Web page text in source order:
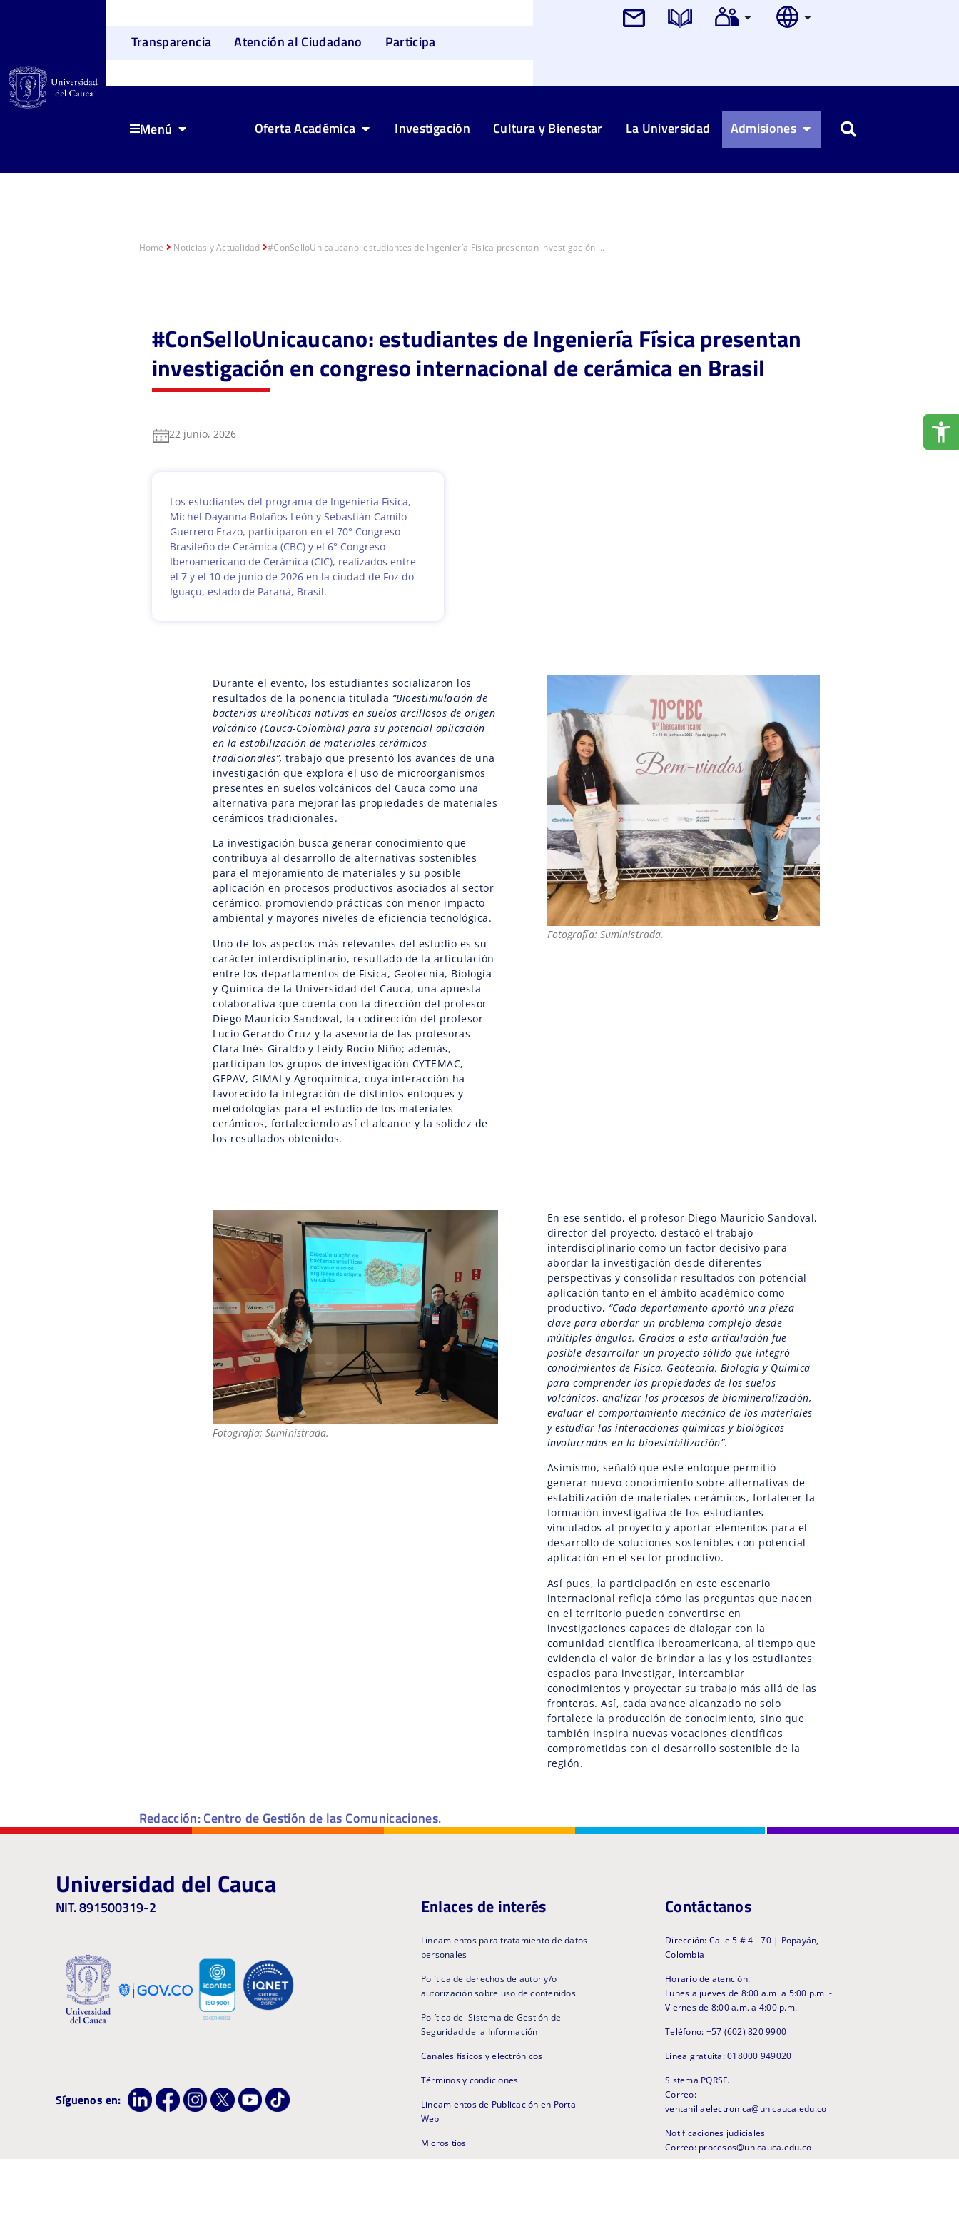
Transparencia Atención al Ciudadano Participa
Menú Oferta Académica Investigación Cultura y Bienestar La Universidad Admisiones Buscar
Home Noticias y Actualidad #ConSelloUnicaucano: estudiantes de Ingeniería Física presentan investigación ...
#ConSelloUnicaucano: estudiantes de Ingeniería Física presentan
investigación en congreso internacional de cerámica en Brasil
22 junio, 2026
Los estudiantes del programa de Ingeniería Física,
Michel Dayanna Bolaños León y Sebastián Camilo
Guerrero Erazo, participaron en el 70° Congreso
Brasileño de Cerámica (CBC) y el 6° Congreso
Iberoamericano de Cerámica (CIC), realizados entre
el 7 y el 10 de junio de 2026 en la ciudad de Foz do
Iguaçu, estado de Paraná, Brasil.
Durante el evento, los estudiantes socializaron los
resultados de la ponencia titulada “Bioestimulación de
bacterias ureolíticas nativas en suelos arcillosos de origen
volcánico (Cauca-Colombia) para su potencial aplicación
en la estabilización de materiales cerámicos
tradicionales”, trabajo que presentó los avances de una
investigación que explora el uso de microorganismos
presentes en suelos volcánicos del Cauca como una
alternativa para mejorar las propiedades de materiales
cerámicos tradicionales.
La investigación busca generar conocimiento que
contribuya al desarrollo de alternativas sostenibles
para el mejoramiento de materiales y su posible
aplicación en procesos productivos asociados al sector
cerámico, promoviendo prácticas con menor impacto
ambiental y mayores niveles de eficiencia tecnológica.
Uno de los aspectos más relevantes del estudio es su
carácter interdisciplinario, resultado de la articulación
entre los departamentos de Física, Geotecnia, Biología
y Química de la Universidad del Cauca, una apuesta
colaborativa que cuenta con la dirección del profesor
Diego Mauricio Sandoval, la codirección del profesor
Lucio Gerardo Cruz y la asesoría de las profesoras
Clara Inés Giraldo y Leidy Rocío Niño; además,
participan los grupos de investigación CYTEMAC,
GEPAV, GIMAI y Agroquímica, cuya interacción ha
favorecido la integración de distintos enfoques y
metodologías para el estudio de los materiales
cerámicos, fortaleciendo así el alcance y la solidez de
los resultados obtenidos.
Fotografía: Suministrada.
Fotografía: Suministrada.
En ese sentido, el profesor Diego Mauricio Sandoval,
director del proyecto, destacó el trabajo
interdisciplinario como un factor decisivo para
abordar la investigación desde diferentes
perspectivas y consolidar resultados con potencial
aplicación tanto en el ámbito académico como
productivo, “Cada departamento aportó una pieza
clave para abordar un problema complejo desde
múltiples ángulos. Gracias a esta articulación fue
posible desarrollar un proyecto sólido que integró
conocimientos de Física, Geotecnia, Biología y Química
para comprender las propiedades de los suelos
volcánicos, analizar los procesos de biomineralización,
evaluar el comportamiento mecánico de los materiales
y estudiar las interacciones químicas y biológicas
involucradas en la bioestabilización”.
Asimismo, señaló que este enfoque permitió
generar nuevo conocimiento sobre alternativas de
estabilización de materiales cerámicos, fortalecer la
formación investigativa de los estudiantes
vinculados al proyecto y aportar elementos para el
desarrollo de soluciones sostenibles con potencial
aplicación en el sector productivo.
Así pues, la participación en este escenario
internacional refleja cómo las preguntas que nacen
en el territorio pueden convertirse en
investigaciones capaces de dialogar con la
comunidad científica iberoamericana, al tiempo que
evidencia el valor de brindar a las y los estudiantes
espacios para investigar, intercambiar
conocimientos y proyectar su trabajo más allá de las
fronteras. Así, cada avance alcanzado no solo
fortalece la producción de conocimiento, sino que
también inspira nuevas vocaciones científicas
comprometidas con el desarrollo sostenible de la
región.
Redacción: Centro de Gestión de las Comunicaciones.
Universidad del Cauca
NIT. 891500319-2
Síguenos en:
Enlaces de interés
Lineamientos para tratamiento de datos
personales
Política de derechos de autor y/o
autorización sobre uso de contenidos
Política del Sistema de Gestión de
Seguridad de la Información
Canales físicos y electrónicos
Términos y condiciones
Lineamientos de Publicación en Portal
Web
Micrositios
Contáctanos
Dirección: Calle 5 # 4 - 70 | Popayán,
Colombia
Horario de atención:
Lunes a jueves de 8:00 a.m. a 5:00 p.m. -
Viernes de 8:00 a.m. a 4:00 p.m.
Teléfono: +57 (602) 820 9900
Línea gratuita: 018000 949020
Sistema PQRSF.
Correo:
ventanillaelectronica@unicauca.edu.co
Notificaciones judiciales
Correo: procesos@unicauca.edu.co